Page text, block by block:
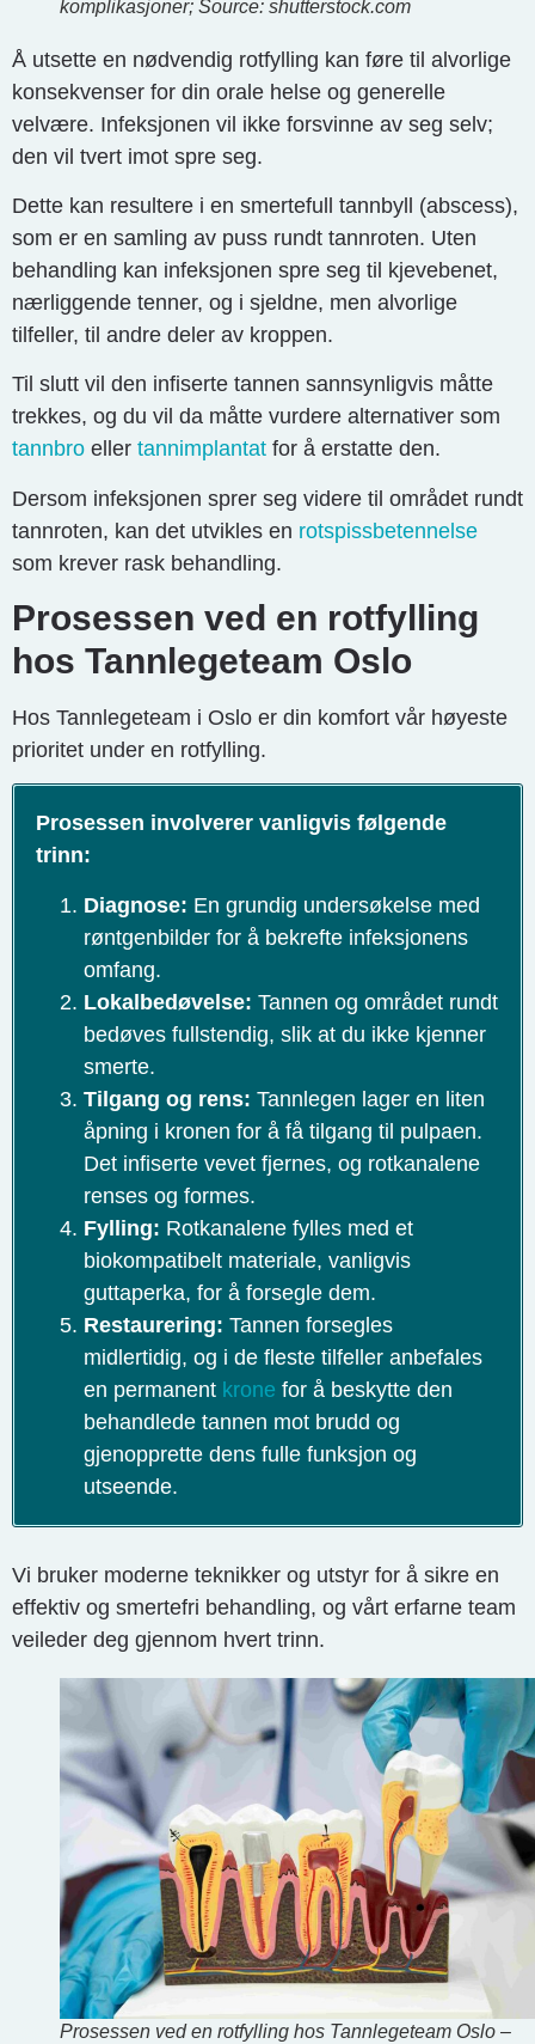
komplikasjoner; Source: shutterstock.com
Å utsette en nødvendig rotfylling kan føre til alvorlige
konsekvenser for din orale helse og generelle
velvære. Infeksjonen vil ikke forsvinne av seg selv;
den vil tvert imot spre seg.
Dette kan resultere i en smertefull tannbyll (abscess),
som er en samling av puss rundt tannroten. Uten
behandling kan infeksjonen spre seg til kjevebenet,
nærliggende tenner, og i sjeldne, men alvorlige
tilfeller, til andre deler av kroppen.
Til slutt vil den infiserte tannen sannsynligvis måtte
trekkes, og du vil da måtte vurdere alternativer som
tannbro eller tannimplantat for å erstatte den.
Dersom infeksjonen sprer seg videre til området rundt
tannroten, kan det utvikles en rotspissbetennelse
som krever rask behandling.
Prosessen ved en rotfylling
hos Tannlegeteam Oslo
Hos Tannlegeteam i Oslo er din komfort vår høyeste
prioritet under en rotfylling.
Prosessen involverer vanligvis følgende
trinn:
Diagnose: En grundig undersøkelse med
røntgenbilder for å bekrefte infeksjonens
omfang.
Lokalbedøvelse: Tannen og området rundt
bedøves fullstendig, slik at du ikke kjenner
smerte.
Tilgang og rens: Tannlegen lager en liten
åpning i kronen for å få tilgang til pulpaen.
Det infiserte vevet fjernes, og rotkanalene
renses og formes.
Fylling: Rotkanalene fylles med et
biokompatibelt materiale, vanligvis
guttaperka, for å forsegle dem.
Restaurering: Tannen forsegles
midlertidig, og i de fleste tilfeller anbefales
en permanent krone for å beskytte den
behandlede tannen mot brudd og
gjenopprette dens fulle funksjon og
utseende.
Vi bruker moderne teknikker og utstyr for å sikre en
effektiv og smertefri behandling, og vårt erfarne team
veileder deg gjennom hvert trinn.
Prosessen ved en rotfylling hos Tannlegeteam Oslo –